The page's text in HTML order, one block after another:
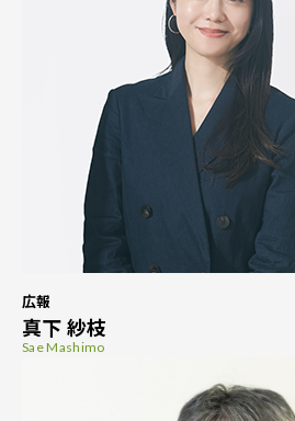
広報
真下 紗枝
Sae Mashimo